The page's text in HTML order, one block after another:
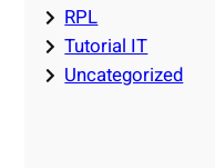
RPL
Tutorial IT
Uncategorized